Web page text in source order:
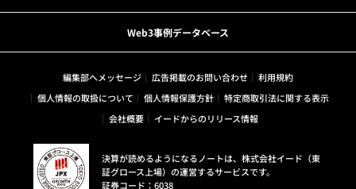
Web3事例データベース
編集部へメッセージ 広告掲載のお問い合わせ
利用規約
個人情報の取扱について
個人情報保護方針
特定商取引法に関する表示
会社概要
イードからのリリース情報
決算が読めるようになるノートは、株式会社イード（東
証グロース上場）の運営するサービスです。
証券コード：6038